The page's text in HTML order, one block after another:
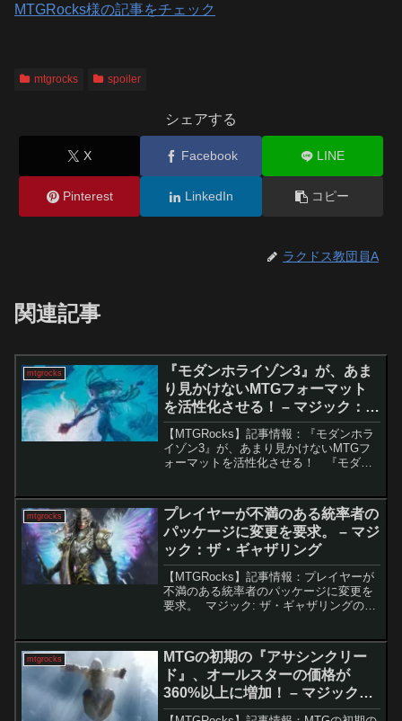
MTGRocks様の記事をチェック
mtgrocks spoiler
シェアする
X Facebook LINE
Pinterest LinkedIn コピー
ラクドス教団員A
関連記事
mtgrocks
『モダンホライゾン3』が、あま
り見かけないMTGフォーマット
を活性化させる！ – マジック：
ザ・ギャザリング
【MTGRocks】記事情報：『モダンホラ
イゾン3』が、あまり見かけないMTGフ
ォーマットを活性化させる！ 『モダン
その中でも特に注目すべきは、MTGアリ
ーナでし...
mtgrocks
プレイヤーが不満のある統率者の
パッケージに変更を要求。 – マジ
ック：ザ・ギャザリング
【MTGRocks】記事情報：プレイヤーが
不満のある統率者のパッケージに変更を
要求。 マジック: ザ・ギャザリングのプ
ドを収納するには少々サイズが不足して
いるという声...
mtgrocks
MTGの初期の『アサシンクリー
ド』、オールスターの価格が
360%以上に増加！ – マジック：
ザ・ギャザリング